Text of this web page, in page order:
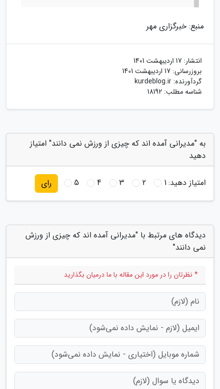
منبع: خبرگزاری مهر
انتشار: 17 اردیبهشت 1401
بروزرسانی: 17 اردیبهشت 1401
گردآورنده: kurdeblog.ir
شناسه مطلب: 18192
به "مدیرانی آمده اند که چیزی از ورزش نمی دانند" امتیاز
دهید
امتیاز دهید:1
2
3
4
5 رای
دیدگاه های مرتبط با "مدیرانی آمده اند که چیزی از ورزش
نمی دانند"
* نظرتان را در مورد این مقاله با ما درمیان بگذارید